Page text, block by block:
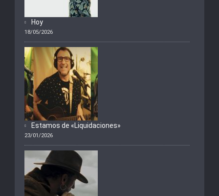
Hoy
18/05/2026
Estamos de «Liquidaciones»
23/01/2026